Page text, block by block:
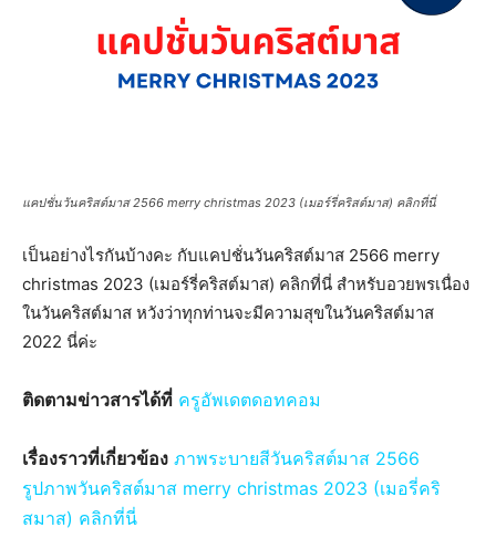
แคปชั่นวันคริสต์มาส 2566 merry christmas 2023 (เมอร์รี่คริสต์มาส) คลิกที่นี่
เป็นอย่างไรกันบ้างคะ กับแคปชั่นวันคริสต์มาส 2566 merry
christmas 2023 (เมอร์รี่คริสต์มาส) คลิกที่นี่ สำหรับอวยพรเนื่อง
ในวันคริสต์มาส หวังว่าทุกท่านจะมีความสุขในวันคริสต์มาส
2022 นี่ค่ะ
ติดตามข่าวสารได้ที่ ครูอัพเดตดอทคอม
เรื่องราวที่เกี่ยวข้อง ภาพระบายสีวันคริสต์มาส 2566
รูปภาพวันคริสต์มาส merry christmas 2023 (เมอรี่คริ
สมาส) คลิกที่นี่